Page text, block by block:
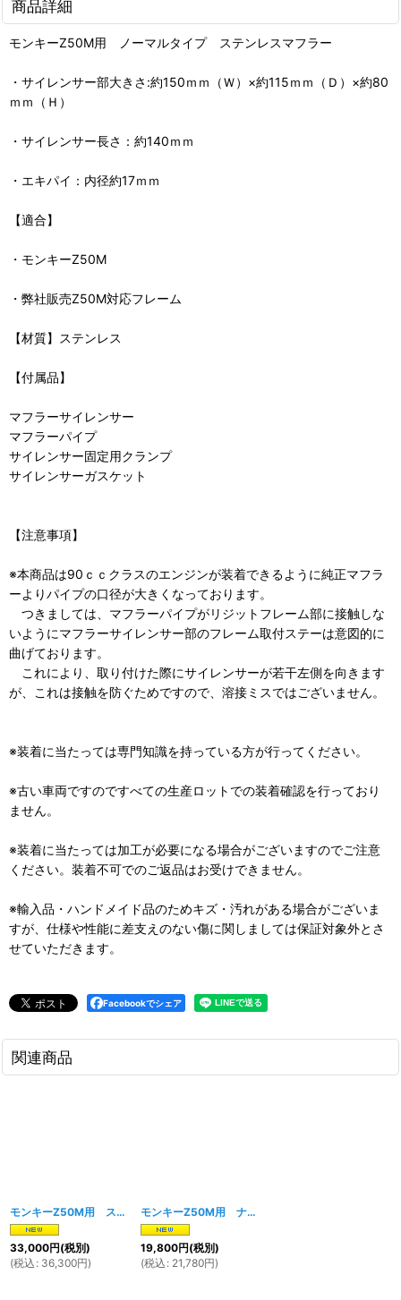
商品詳細
モンキーZ50M用 ノーマルタイプ ステンレスマフラー
・サイレンサー部大きさ:約150ｍｍ（Ｗ）×約115ｍｍ（Ｄ）×約80
ｍｍ（Ｈ）
・サイレンサー長さ：約140ｍｍ
・エキパイ：内径約17ｍｍ
【適合】
・モンキーZ50M
・弊社販売Z50M対応フレーム
【材質】ステンレス
【付属品】
マフラーサイレンサー
マフラーパイプ
サイレンサー固定用クランプ
サイレンサーガスケット
【注意事項】
※本商品は90ｃｃクラスのエンジンが装着できるように純正マフラ
ーよりパイプの口径が大きくなっております。
つきましては、マフラーパイプがリジットフレーム部に接触しな
いようにマフラーサイレンサー部のフレーム取付ステーは意図的に
曲げております。
これにより、取り付けた際にサイレンサーが若干左側を向きます
が、これは接触を防ぐためですので、溶接ミスではございません。
※装着に当たっては専門知識を持っている方が行ってください。
※古い車両ですのですべての生産ロットでの装着確認を行っており
ません。
※装着に当たっては加工が必要になる場合がございますのでご注意
ください。装着不可でのご返品はお受けできません。
※輸入品・ハンドメイド品のためキズ・汚れがある場合がございま
すが、仕様や性能に差支えのない傷に関しましては保証対象外とさ
せていただきます。
Facebookでシェア
関連商品
モンキーZ50M用 スチールフレーム レッド [1748w
33,000円(税別)
(税込 : 36,300円)
モンキーZ50M用 ナンバープレートブラケット＆ツールボックス（テールマウント）
19,800円(税別)
(税込 : 21,780円)